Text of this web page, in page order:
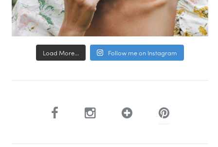
Load More... Follow me on Instagram